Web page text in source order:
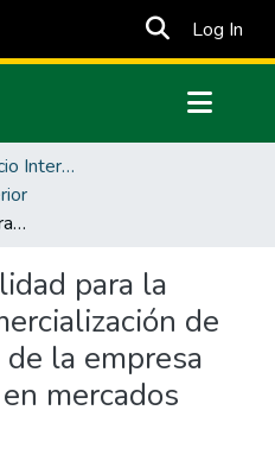
Log In
Facultad de Comercio Internacional, Integración, Administración y Economía Empresarial
Estudio de factibilidad para la exportación y comercialización de sábanas y cobijas de la empresa Comercial Julieth en mercados internacionales
para la
de
la empresa
mercados